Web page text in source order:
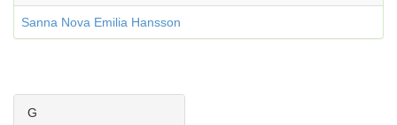
Sanna Nova Emilia Hansson
G